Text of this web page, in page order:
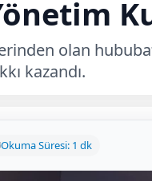
olan
kazandı.
Okuma Süresi: 1 dk